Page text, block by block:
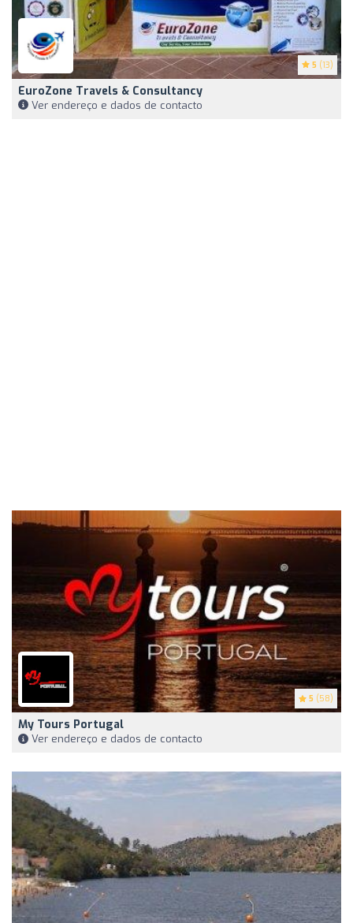
5 (13)
EuroZone Travels & Consultancy
Ver endereço e dados de contacto
5 (58)
My Tours Portugal
Ver endereço e dados de contacto